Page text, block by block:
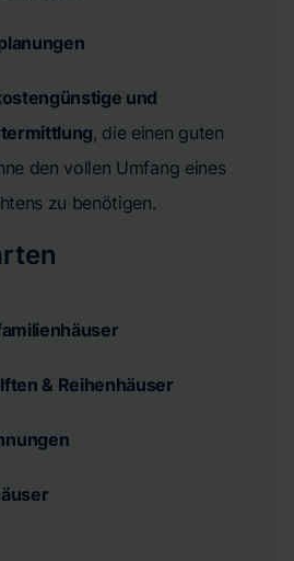
und
, die einen guten
den vollen Umfang eines
zu benötigen.
& Reihenhäuser